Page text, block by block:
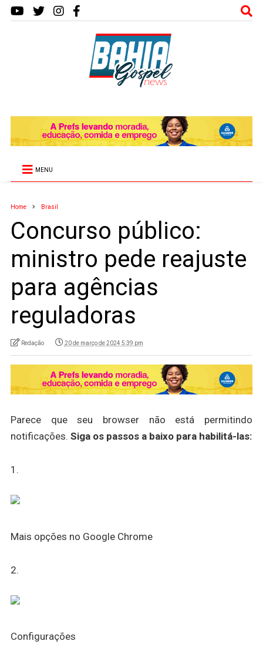
MENU
Home Brasil
Concurso público:
ministro pede reajuste
para agências
reguladoras
Redação 20 de março de 2024 5:39 pm
Parece que seu browser não está permitindo
notificações. Siga os passos a baixo para habilitá-las:
1.
Mais opções no Google Chrome
2.
Configurações